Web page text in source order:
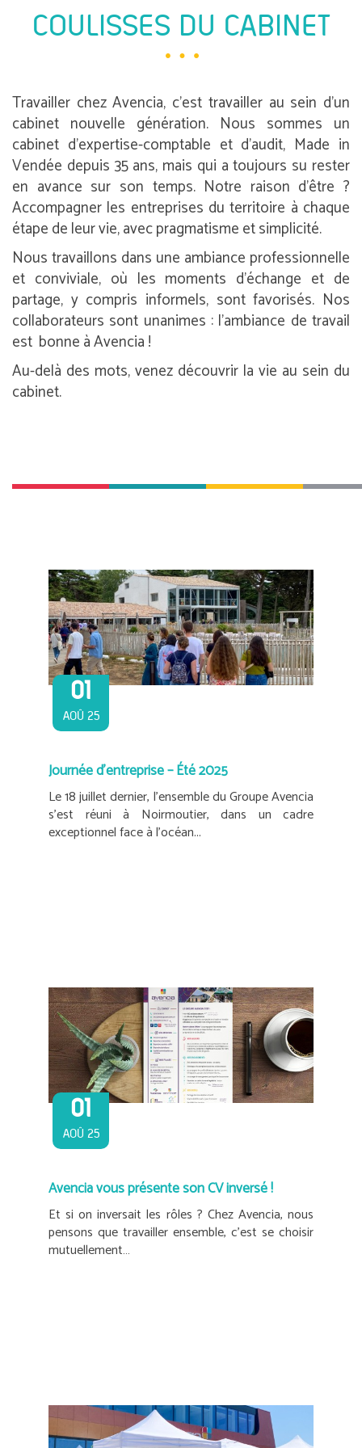
COULISSES DU CABINET
Travailler chez Avencia, c’est travailler au sein d’un
cabinet nouvelle génération. Nous sommes un
cabinet d’expertise-comptable et d’audit, Made in
Vendée depuis 35 ans, mais qui a toujours su rester
en avance sur son temps. Notre raison d’être ?
Accompagner les entreprises du territoire à chaque
étape de leur vie, avec pragmatisme et simplicité.
Nous travaillons dans une ambiance professionnelle
et conviviale, où les moments d’échange et de
partage, y compris informels, sont favorisés. Nos
collaborateurs sont unanimes : l’ambiance de travail
est bonne à Avencia !
Au-delà des mots, venez découvrir la vie au sein du
cabinet.
01
AOÛ 25
Journée d’entreprise – Été 2025
Le 18 juillet dernier, l'ensemble du Groupe Avencia
s'est réuni à Noirmoutier, dans un cadre
exceptionnel face à l’océan...
01
AOÛ 25
Avencia vous présente son CV inversé !
Et si on inversait les rôles ? Chez Avencia, nous
pensons que travailler ensemble, c'est se choisir
mutuellement…